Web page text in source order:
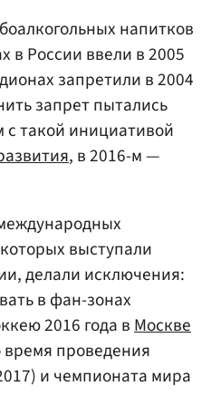
напитков
в России ввели в 2005
запретили в 2004
запрет пытались
с такой инициативой
, в 2016-м —
выступали
делали исключения:
в фан-зонах
2016 года вМоскве
время проведения
и чемпионата мира